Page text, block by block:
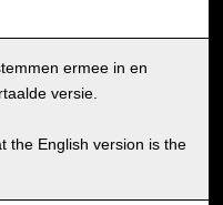
ermee in en
versie.
the English version is the